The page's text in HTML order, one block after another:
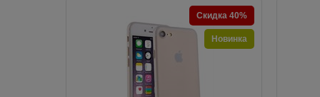
Скидка 40%
Новинка